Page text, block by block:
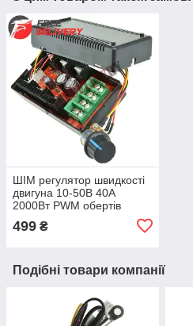
ШІМ регулятор швидкості
двигуна 10-50В 40А
2000Вт PWM обертів
499 ₴
Подібні товари компанії